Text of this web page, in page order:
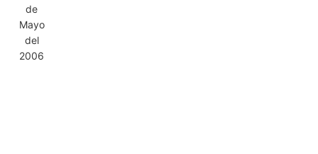
de
Mayo
del
2006